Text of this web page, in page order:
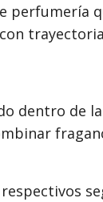
perfumería
dentro de